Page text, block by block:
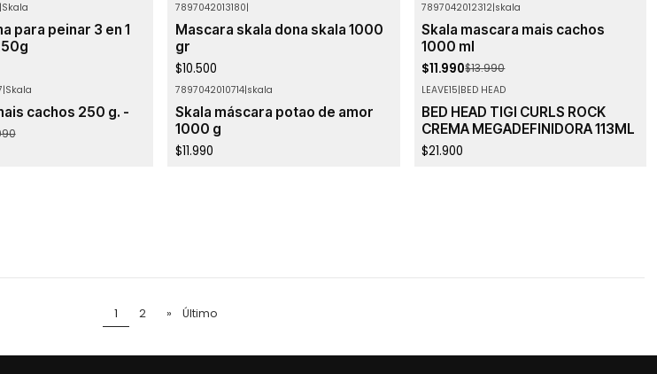
Skala
para peinar 3 en 1
7897042013180|
Mascara skala dona skala 1000
gr
$10.500
Agotado
7897042012312|skala
Skala mascara mais cachos
1000 ml
$11.990$13.990
|Skala
cachos 250 g. -
7897042010714|skala
Skala máscara potao de amor
1000 g
$11.990
LEAVE15|BED HEAD
BED HEAD TIGI CURLS ROCK
CREMA MEGADEFINIDORA 113ML
$21.900
1 2 » Último